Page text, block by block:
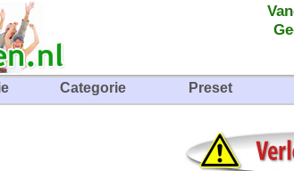
Categorie Preset